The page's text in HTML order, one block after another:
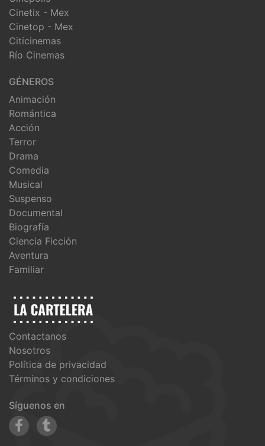
Cinetix - Mex
Cinetop - Mex
Citicinemas
Río Cinemas
GÉNEROS
Animación
Romántica
Acción
Terror
Drama
Comedia
Musical
Suspenso
Documental
Biografía
Ciencia Ficción
Aventura
Familiar
Contactanos
Nosotros
Política de privacidad
Términos y condiciones
Síguenos en